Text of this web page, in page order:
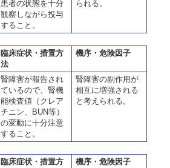
患者の状態を十分
観察しながら投与
すること。
られる。
臨床症状・措置方
法
機序・危険因子
腎障害が報告され
ているので、腎機
能検査値（クレア
チニン、BUN等）
の変動に十分注意
すること。
腎障害の副作用が
相互に増強される
と考えられる。
臨床症状・措置方
機序・危険因子